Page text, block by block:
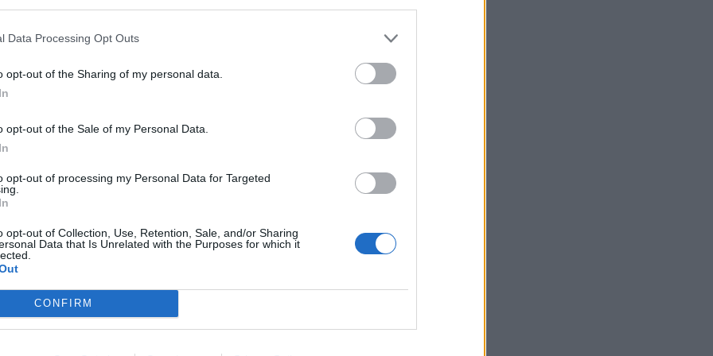
Data Processing Opt Outs
opt-out of the Sharing of my personal data.
opt-out of the Sale of my Personal Data.
opt-out of processing my Personal Data for Targeted
opt-out of Collection, Use, Retention, Sale, and/or Sharing
Data that Is Unrelated with the Purposes for which it
CONFIRM
Μην επιτρέψεις να
ΟΧΙ στην αποχή, όχι άκυρο και
με το ψηφοδέλτιο του Χρήστου